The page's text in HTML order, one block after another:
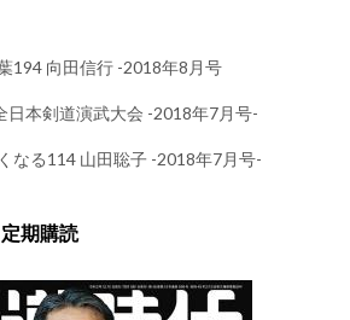
194 向田信行 -2018年8月号
日本剣道演武大会 -2018年7月号-
なる114 山田聡子 -2018年7月号-
期購読